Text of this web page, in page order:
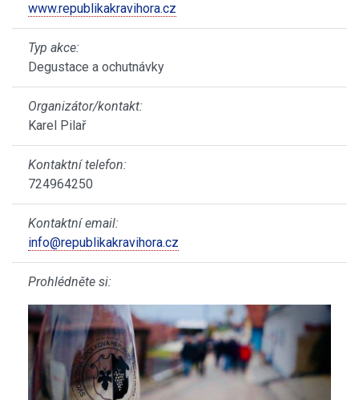
www.republikakravihora.cz
Typ akce:
Degustace a ochutnávky
Organizátor/kontakt:
Karel Pilař
Kontaktní telefon:
724964250
Kontaktní email:
info@republikakravihora.cz
Prohlédněte si: